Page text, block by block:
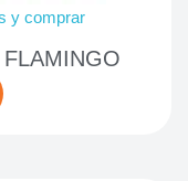
y comprar